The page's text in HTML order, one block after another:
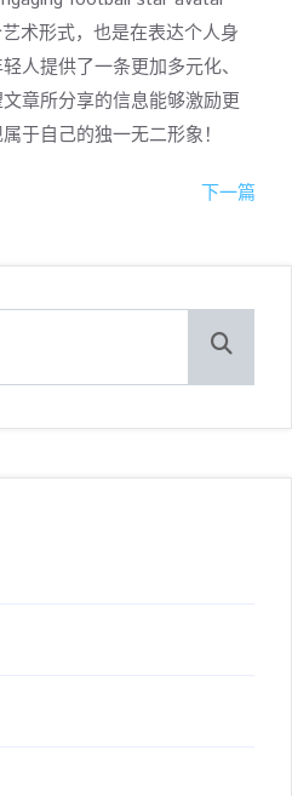
术形式，也是在表达个人身
人提供了一条更加多元化、
章所分享的信息能够激励更
于自己的独一无二形象！
下一篇